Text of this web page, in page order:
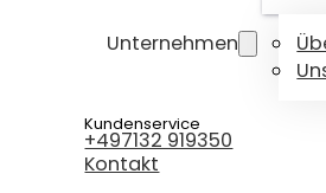
Unternehmen
Kundenservice
+497132 919350
Kontakt